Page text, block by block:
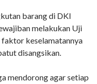
barang di DKI
melakukan Uji
keselamatannya
disangsikan.
mendorong agar setiap